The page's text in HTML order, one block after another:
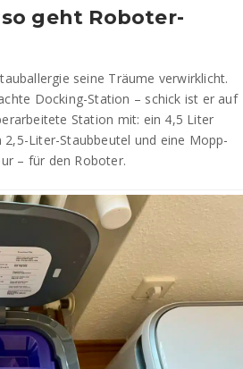
geht Roboter-
seine Träume verwirklicht.
Docking-Station – schick ist er auf
Station mit: ein 4,5 Liter
Liter-Staubbeutel und eine Mopp-
– für den Roboter.